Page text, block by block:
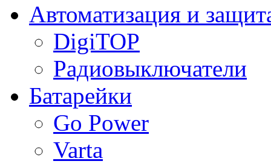
Автоматизация и
DigiTOP
Радиовыключатели
Батарейки
Go Power
Varta